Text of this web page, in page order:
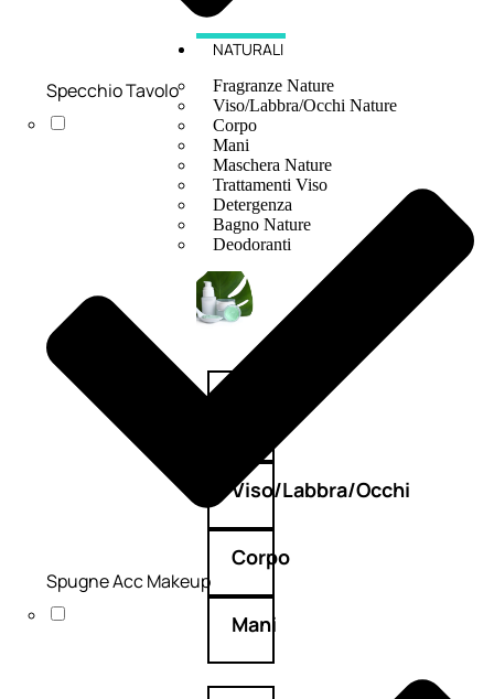
NATURALI
Fragranze Nature
Viso/Labbra/Occhi Nature
Corpo
Mani
Maschera Nature
Trattamenti Viso
Detergenza
Bagno Nature
Deodoranti
nature
Viso/Labbra/Occhi
Corpo
Mani
Specchio Tavolo
Spugne Acc Makeup